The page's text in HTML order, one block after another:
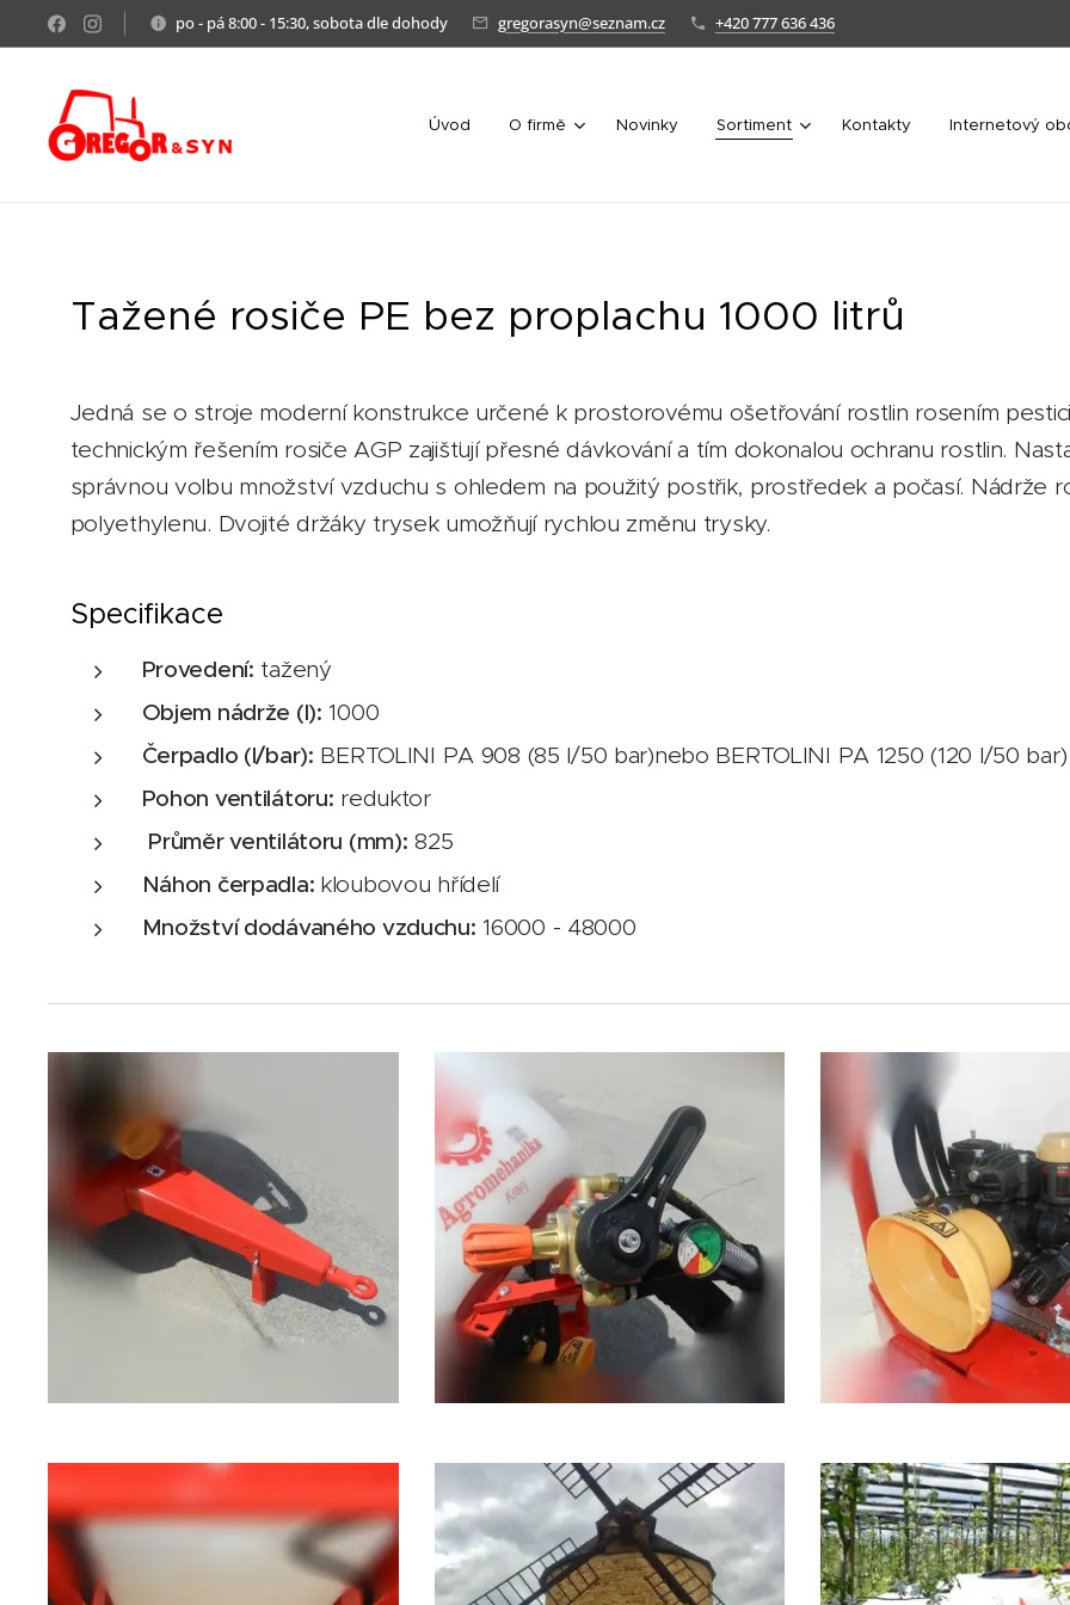
po - pá 8:00 - 15:30, sobota dle dohody gregorasyn@seznam.cz +420 777 636 436
Úvod O firmě Novinky Sortiment Kontakty Internetový
Tažené rosiče PE bez proplachu 1000 litrů
Jedná se o stroje moderní konstrukce určené k prostorovému ošetřování rostlin rosením
technickým řešením rosiče AGP zajišťují přesné dávkování a tím dokonalou ochranu rostlin.
správnou volbu množství vzduchu s ohledem na použitý postřik, prostředek a počasí. Nádrže
polyethylenu. Dvojité držáky trysek umožňují rychlou změnu trysky.
Specifikace
Provedení: tažený
Objem nádrže (l): 1000
Čerpadlo (l/bar): BERTOLINI PA 908 (85 l/50 bar)nebo BERTOLINI PA 1250 (120 l/50
Pohon ventilátoru: reduktor
Průměr ventilátoru (mm): 825
Náhon čerpadla: kloubovou hřídelí
Množství dodávaného vzduchu: 16000 - 48000